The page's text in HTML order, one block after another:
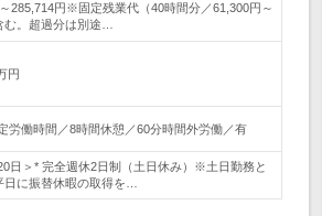
285,714円※固定残業代（40時間分／61,300円～
む。超過分は別途…
円
労働時間／8時間休憩／60分時間外労働／有
日＞* 完全週休2日制（土日休み）※土日勤務と
日に振替休暇の取得を…